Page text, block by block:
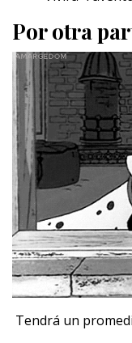
Por otra
Tendrá un